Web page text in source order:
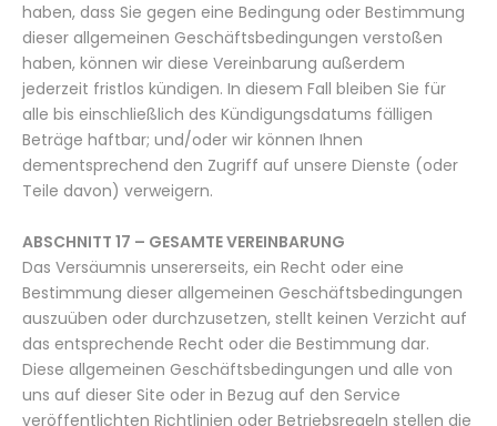
haben, dass Sie gegen eine Bedingung oder Bestimmung
dieser allgemeinen Geschäftsbedingungen verstoßen
haben, können wir diese Vereinbarung außerdem
jederzeit fristlos kündigen. In diesem Fall bleiben Sie für
alle bis einschließlich des Kündigungsdatums fälligen
Beträge haftbar; und/oder wir können Ihnen
dementsprechend den Zugriff auf unsere Dienste (oder
Teile davon) verweigern.
ABSCHNITT 17 – GESAMTE VEREINBARUNG
Das Versäumnis unsererseits, ein Recht oder eine
Bestimmung dieser allgemeinen Geschäftsbedingungen
auszuüben oder durchzusetzen, stellt keinen Verzicht auf
das entsprechende Recht oder die Bestimmung dar.
Diese allgemeinen Geschäftsbedingungen und alle von
uns auf dieser Site oder in Bezug auf den Service
veröffentlichten Richtlinien oder Betriebsregeln stellen die